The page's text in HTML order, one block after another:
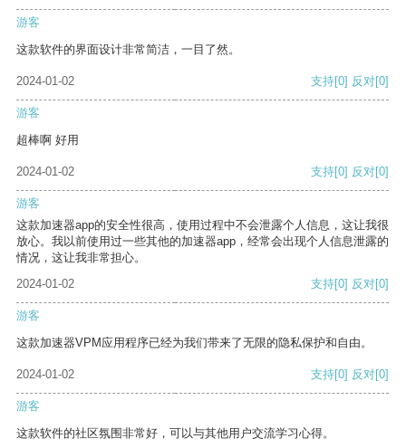
游客
这款软件的界面设计非常简洁，一目了然。
2024-01-02 支持[0] 反对[0]
游客
超棒啊 好用
2024-01-02 支持[0] 反对[0]
游客
这款加速器app的安全性很高，使用过程中不会泄露个人信息，这让我很
放心。我以前使用过一些其他的加速器app，经常会出现个人信息泄露的
情况，这让我非常担心。
2024-01-02
支持[0] 反对[0]
游客
这款加速器VPM应用程序已经为我们带来了无限的隐私保护和自由。
2024-01-02 支持[0] 反对[0]
游客
这款软件的社区氛围非常好，可以与其他用户交流学习心得。